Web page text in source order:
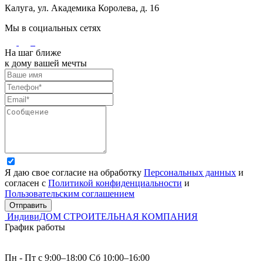
Калуга, ул. Академика Королева, д. 16
Мы в социальных сетях
На шаг ближе
к дому вашей мечты
Я даю свое согласие на обработку Персональных данных и
согласен с Политикой конфиденциальности и
Пользовательским соглашением
Отправить
ИндивиДОМ СТРОИТЕЛЬНАЯ КОМПАНИЯ
График работы
Пн - Пт с 9:00–18:00 Сб 10:00–16:00